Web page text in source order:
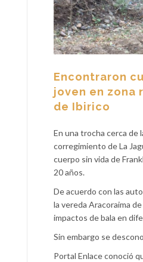
Encontraron
joven en zona
de Ibirico
En una trocha cerca de
corregimiento de La
cuerpo sin vida de
20 años.
De acuerdo con las
la vereda Aracoraima
impactos de bala en
Sin embargo se
Portal Enlace conoció